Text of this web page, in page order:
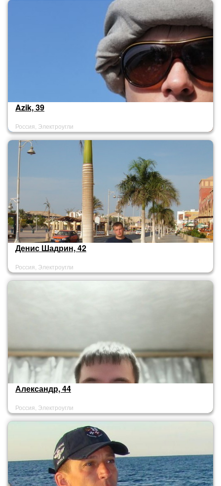
Azik, 39
Россия, Электроугли
Денис Шадрин, 42
Россия, Электроугли
Александр, 44
Россия, Электроугли